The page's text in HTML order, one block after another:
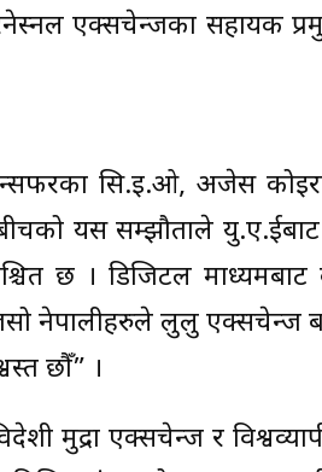
एक्सचेन्जका सहायक
सि.इ.ओ, अजेस
यस सम्झौताले यु.ए.ईबाट
छ । डिजिटल
नेपालीहरुले लुलु एक्सचेन्ज
छौँ” ।
मुद्रा एक्सचेन्ज र